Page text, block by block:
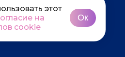
этот
на
cookie
Ок